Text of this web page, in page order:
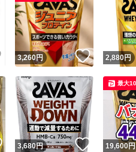
ユ
いいね！
3,260円 いいね！
2,880円
いいね！
3,680円 いいね！
19,600円
最大